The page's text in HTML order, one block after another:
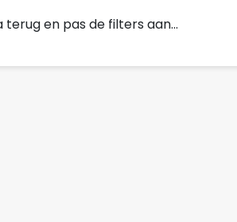
en pas de filters aan...